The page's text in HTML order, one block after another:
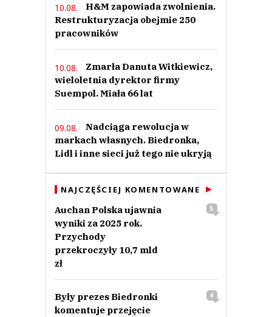
10.08.
H&M zapowiada zwolnienia.
Restrukturyzacja obejmie 250
pracowników
10.08.
Zmarła Danuta Witkiewicz,
wieloletnia dyrektor firmy
Suempol. Miała 66 lat
09.08.
Nadciąga rewolucja w
markach własnych. Biedronka,
Lidl i inne sieci już tego nie ukryją
NAJCZĘŚCIEJ KOMENTOWANE
Auchan Polska ujawnia
wyniki za 2025 rok.
Przychody
przekroczyły 10,7 mld
zł
5
Były prezes Biedronki
komentuje przejęcie
4